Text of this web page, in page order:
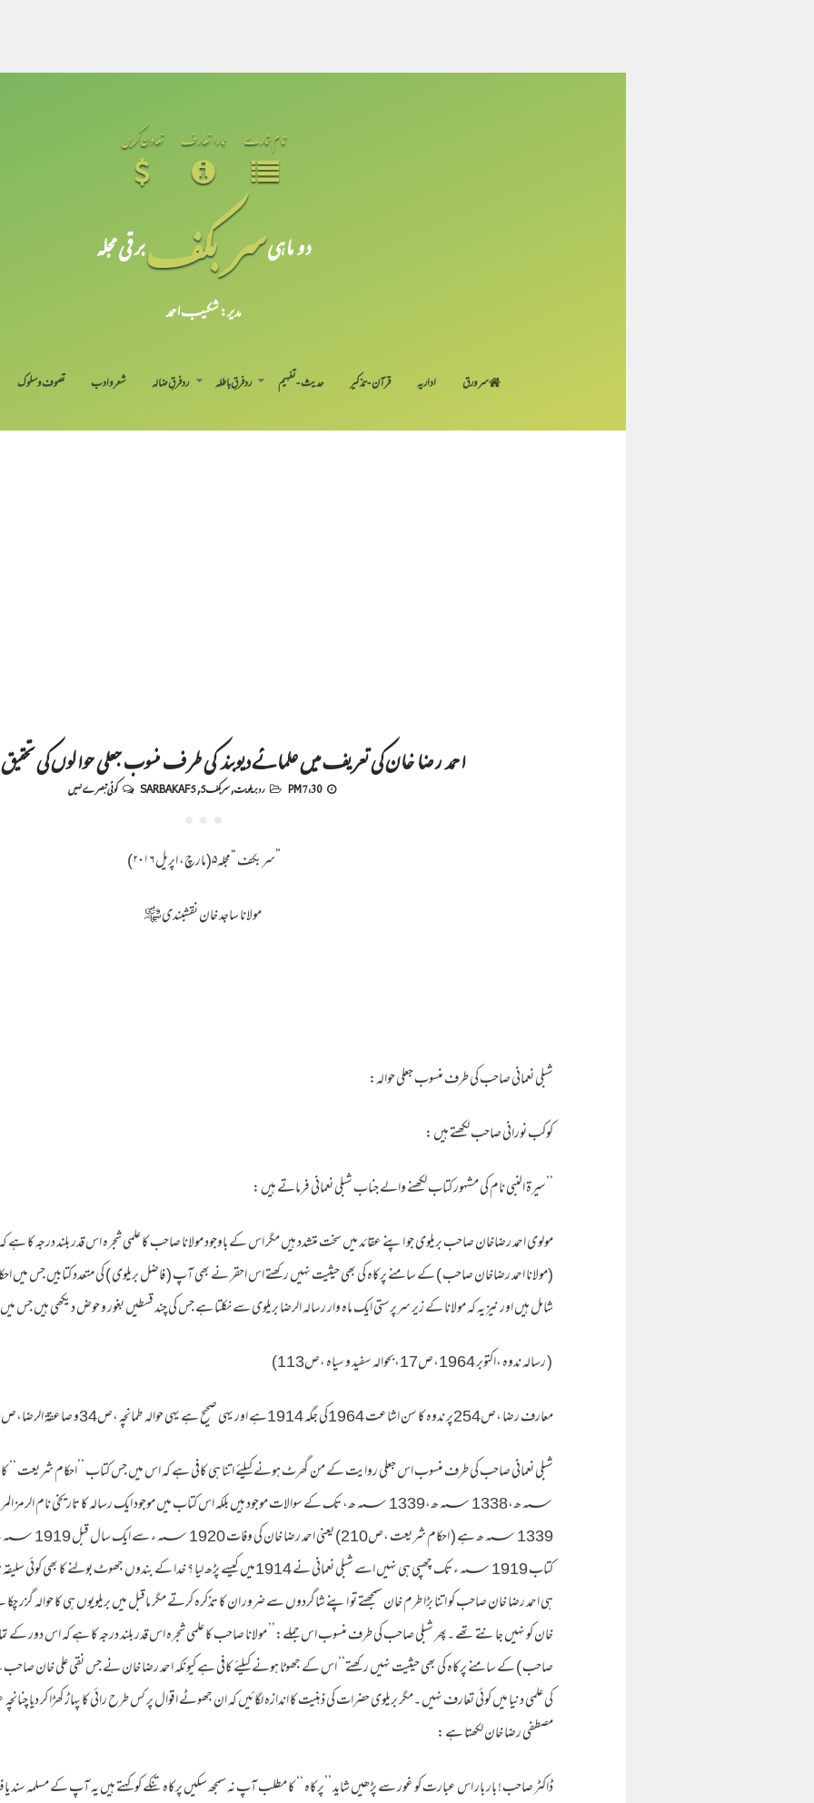
تمام شمارے ہمارا تعارف تعاون کریں
دو ماہیسر بکفبرقی مجلہ
مدیر: شکیبـ احمد
سر ورق اداریہ قرآن-تذکیر حدیث-تفہیم رد فرقِ باطلہ رد فرقِ ضالہ شعر و ادب تصوف و سلوک
احمد رضا خان کی تعریف میں علمائے دیوبند کی طرف منسوب جعلی حوالوں کی تحقیق
7:30 PM رد بریلویت,سربکف5 ,
SARBAKAF 5 کوئی تبصرے نہیں
”سربکف “مجلہ۵(مارچ، اپریل ۲۰۱۶)
مولانا ساجد خان نقشبندی ﷾
شبلی نعمانی صاحب کی طرف منسوب جعلی حوالہ:
کوکب نورانی صاحب لکھتے ہیں :
’’سیرۃ النبی نام کی مشہور کتاب لکھنے والے جناب شبلی نعمانی فرماتے ہیں :
مولوی احمد رضاخان صاحب بریلوی جو اپنے عقائد میں سخت متشدد ہیں مگر اس کے باوجود مولانا صاحب کا علمی شجرہ اس قدر بلند درجہ کا
(مولانا احمد رضاخان صاحب ) کے سامنے پرکاہ کی بھی حیثیت نہیں رکھتے اس احقر نے بھی آپ ( فاضل بریلوی ) کی متعدد کتابیں جس میں
شامل ہیں اور نیز یہ کہ مولانا کے زیر سرپرستی ایک ماہ وار رسالہ الرضا بریلوی سے نکلتا ہے جس کی چند قسطیں بغور و حوض دیکھی ہیں جس میں
( رسالہ ندوہ ،اکتوبر 1964،ص17،بحوالہ سفید و سیاہ ،ص113)
معارف رضا ،ص254پر ندوہ کا سن اشاعت 1964کی جگہ 1914ہے اور یہی صحیح ہے یہی حوالہ طمانچہ ،ص34و صاعقۃ الرضا،ص159پر بھی دیا گیا ہے ۔
؁ھ،1338 ؁ھ،1339 ؁ھ، تک کے سوالات موجود ہیں بلکہ اس کتاب میں موجود ایک رسالہ کا تاریخی نام
کتاب 1919 ؁ء تک چھپی ہی نہیں اسے شبلی نعمانی نے 1914میں کیسے پڑھ لیا ؟ خدا کے بندوں جھوٹ
ہی احمد رضا خان صاحب کو اتنا بڑا طرم خان سمجھتے تو اپنے شاگردوں سے ضرور ان کا تذکرہ کرتے مگر ماقبل میں بریلویوں ہی کا حوالہ گزر
خان کو نہیں جانتے تھے ۔پھر شبلی صاحب کی طرف منسوب اس جملے:’’ مولانا صاحب کا علمی شجرہ اس قدر بلند درجہ کا ہے کہ اس دور کے
صاحب ) کے سامنے پرکاہ کی بھی حیثیت نہیں رکھتے‘‘ اس کے جھوٹا ہونے کیلئے کافی ہے کیونکہ احمد رضا خان نے جس نقی علی خان
کی علمی دنیا میں کوئی تعارف نہیں ۔مگر بریلوی حضرات کی ذہنیت کا اندازہ لگائیں کہ ان جھوٹے اقوال پر کس طرح رائی کا پہاڑ کھڑا کر دیا
مصطفی رضا خان لکھتا ہے :
ڈاکٹر صاحب ! بار بار اس عبارت کو غور سے پڑھیں شاید ’’پرکاہ ‘‘ کا مطلب آپ نہ سمجھ سکیں پرکاہ تنکے کو کہتے ہیں یہ آپ کے مسلمہ سند یافتہ